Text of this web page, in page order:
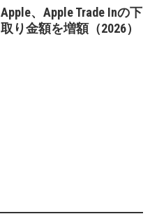
Apple、Apple Trade Inの下
取り金額を増額（2026）